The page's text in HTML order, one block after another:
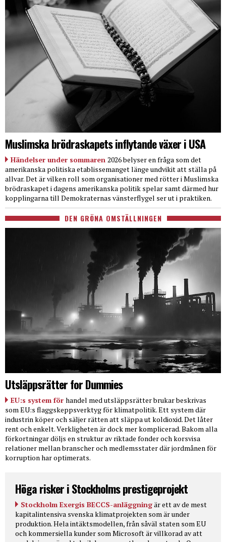
Muslimska brödraskapets inflytande växer i USA
Händelser under sommaren 2026 belyser en fråga som det
amerikanska politiska etablissemanget länge undvikit att ställa på
allvar. Det är vilken roll som organisationer med rötter i Muslimska
brödraskapet i dagens amerikanska politik spelar samt därmed hur
kopplingarna till Demokraternas vänsterflygel ser ut i praktiken.
DEN GRÖNA OMSTÄLLNINGEN
Utsläppsrätter for Dummies
EU:s system för handel med utsläppsrätter brukar beskrivas
som EU:s flaggskeppsverktyg för klimatpolitik. Ett system där
industrin köper och säljer rätten att släppa ut koldioxid. Det låter
rent och enkelt. Verkligheten är dock mer komplicerad. Bakom alla
förkortningar döljs en struktur av riktade fonder och korsvisa
relationer mellan branscher och medlemsstater där jordmånen för
korruption har optimerats.
Höga risker i Stockholms prestigeprojekt
Stockholm Exergis BECCS-anläggningär ett av de mest
kapitalintensiva svenska klimatprojekten som är under
produktion. Hela intäktsmodellen, från såväl staten som EU
och kommersiella kunder som Microsoft är villkorad av att